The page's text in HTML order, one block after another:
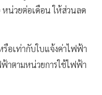
น่วยต่อเดือน ให้ส่วนลด
อเท่ากับใบแจ้งค่าไฟฟ้า
าตามหน่วยการใช้ไฟฟ้า